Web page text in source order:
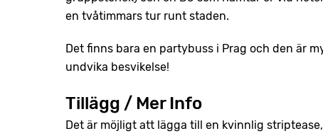
en tvåtimmars tur runt staden.
Det finns bara en partybuss i Prag och den är
undvika besvikelse!
Tillägg / Mer Info
Det är möjligt att lägga till en kvinnlig